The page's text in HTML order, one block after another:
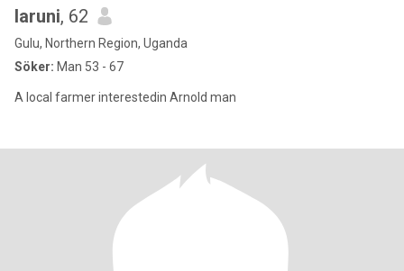
laruni, 62
Gulu, Northern Region, Uganda
Söker: Man 53 - 67
A local farmer interestedin Arnold man